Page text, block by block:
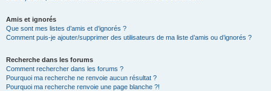
Amis et ignorés
Que sont mes listes d’amis et d’ignorés ?
Comment puis-je ajouter/supprimer des utilisateurs de ma liste d’amis ou d’ignorés ?
Recherche dans les forums
Comment rechercher dans les forums ?
Pourquoi ma recherche ne renvoie aucun résultat ?
Pourquoi ma recherche renvoie une page blanche ?!